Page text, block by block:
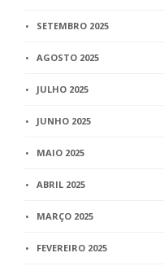
SETEMBRO 2025
AGOSTO 2025
JULHO 2025
JUNHO 2025
MAIO 2025
ABRIL 2025
MARÇO 2025
FEVEREIRO 2025